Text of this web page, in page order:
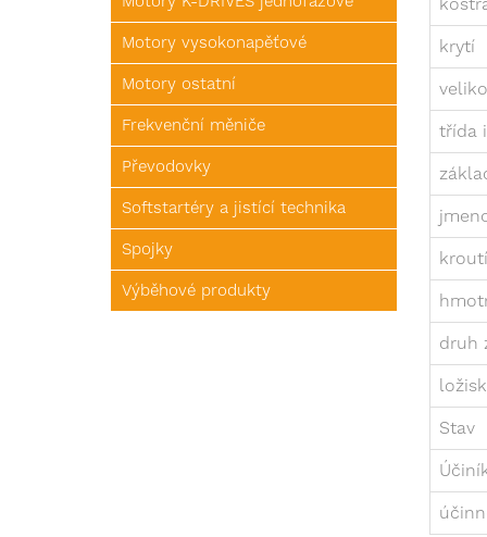
Motory vysokonapěťové
Motory ostatní
Frekvenční měniče
Převodovky
Softstartéry a jistící technika
Spojky
Výběhové produkty
krytí
třída
druh
Stav